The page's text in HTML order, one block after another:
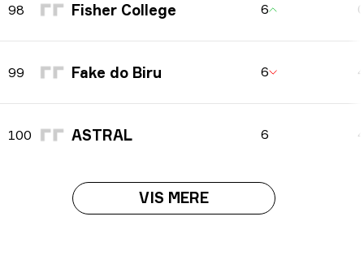
98 Fisher College 6
99 Fake do Biru 6
100 ASTRAL 6
VIS MERE